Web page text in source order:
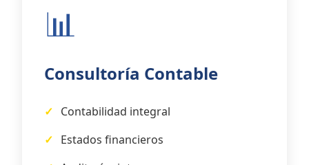
📊
Consultoría Contable
Contabilidad integral
Estados financieros